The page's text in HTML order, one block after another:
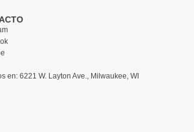
en: 6221 W. Layton Ave., Milwaukee, WI